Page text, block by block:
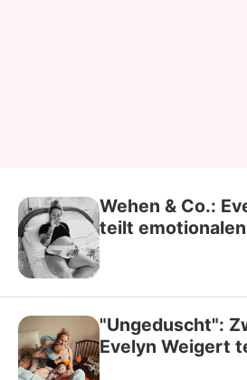
Wehen & Co.:
teilt
"Ungeduscht":
Evelyn Weigert